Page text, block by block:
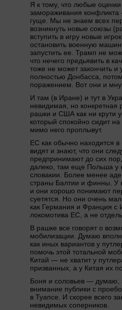
Я к тому, что любые
замораживания
гуще. Мы не знаем всех
возникнуть новые союзы
вступить в игру новые
остановить военную
запустить ее. Трамп не
что нечего предьявить в
тоже не может закончить и
полностью Донбасса,
поражением. Вот они и
И там (в Иране) и тут в
невидимая, но конкретная
рашки и США как ни крути
который спокойно сидит
мимо него проплывут.
ЕС как обычно находится
видят и знают, что они
предпринимают до сих
далеко, там еще Польша у
словакии. Более менее
страны Балтии и финны. У
и они хорошо понимают
суетятся. Но они очень
как Германия и Франция с
локомотива ЕС, а не
В рашке все говорят о
мобилизации. Думаю
как иных вариантов у
помочь этой тотальной
Китай — не хватит у
призванных, а у Китая их
Боня и соловьев — думаю,
внимание публики с
в Туапсе. И скорее всего
невидимых соперников.